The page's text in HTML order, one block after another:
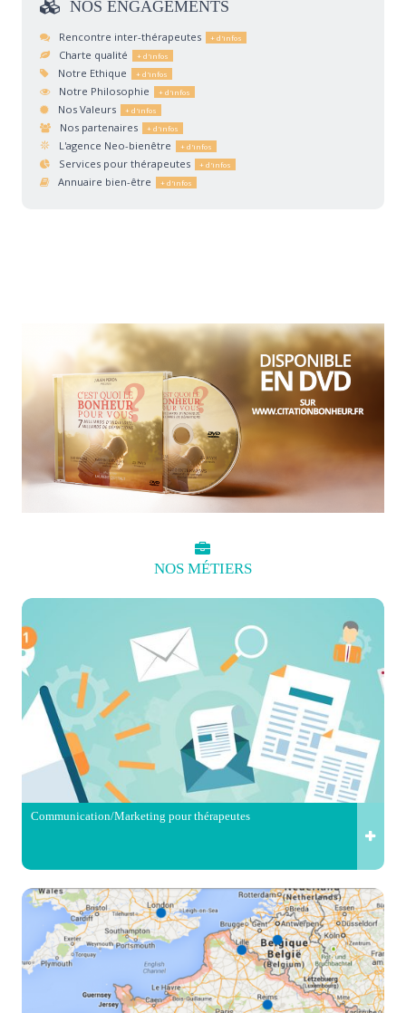
NOS ENGAGEMENTS
Rencontre inter-thérapeutes
Charte qualité
Notre Ethique
Notre Philosophie
Nos Valeurs
Nos partenaires
L'agence Neo-bienêtre
Services pour thérapeutes
Annuaire bien-être
NOS MÉTIERS
Communication/Marketing pour thérapeutes